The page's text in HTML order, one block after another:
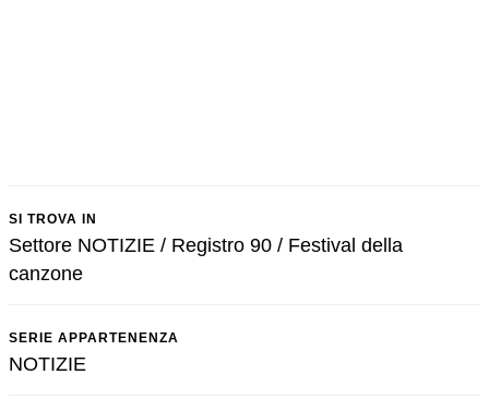
SI TROVA IN
Settore NOTIZIE / Registro 90 / Festival della
canzone
SERIE APPARTENENZA
NOTIZIE